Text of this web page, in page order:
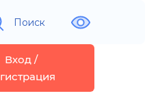
Поиск
Вход /